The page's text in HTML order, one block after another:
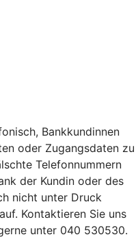
Bankkundinnen
oder Zugangsdaten zu
Telefonnummern
der Kundin oder des
nicht unter Druck
Kontaktieren Sie uns
unter 040 530530.